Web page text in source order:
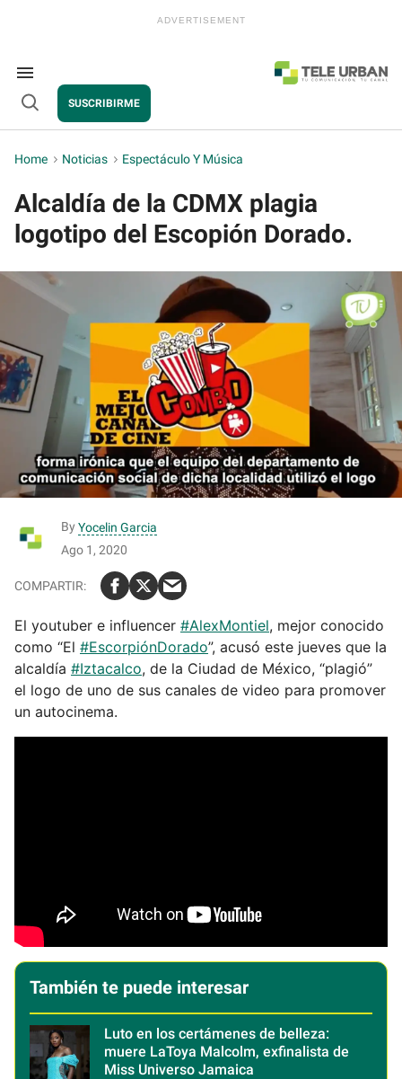
Search
&
Section
Navigation
Open
SUSCRIBIRME
Home > Noticias > Espectáculo Y Música
Alcaldía de la CDMX plagia
logotipo del Escopión Dorado.
By Yocelin Garcia
Ago 1, 2020
El youtuber e influencer #AlexMontiel, mejor conocido
como “El #EscorpiónDorado”, acusó este jueves que la
alcaldía #Iztacalco, de la Ciudad de México, “plagió”
el logo de uno de sus canales de video para promover
un autocinema.
También te puede interesar
Luto en los certámenes de belleza:
muere LaToya Malcolm, exfinalista de
Miss Universo Jamaica